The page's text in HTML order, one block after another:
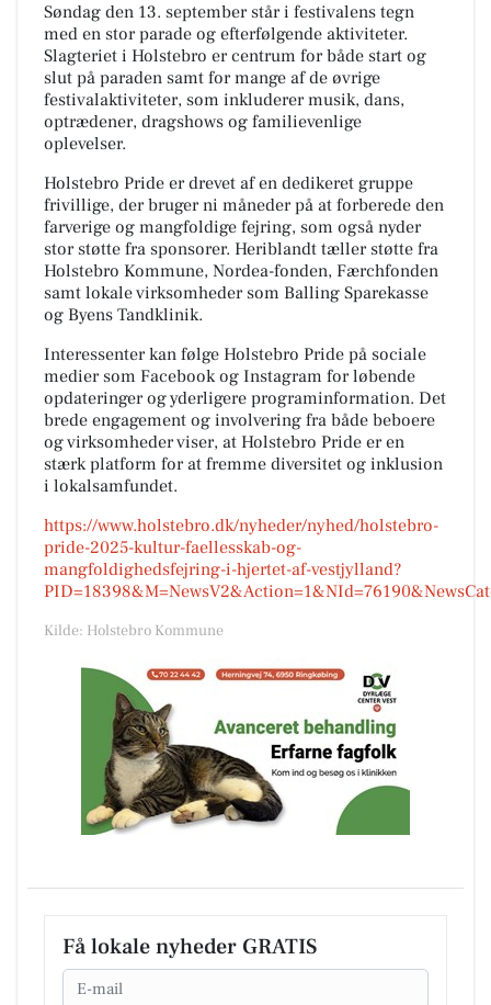
Søndag den 13. september står i festivalens tegn
med en stor parade og efterfølgende aktiviteter.
Slagteriet i Holstebro er centrum for både start og
slut på paraden samt for mange af de øvrige
festivalaktiviteter, som inkluderer musik, dans,
optrædener, dragshows og familievenlige
oplevelser.
Holstebro Pride er drevet af en dedikeret gruppe
frivillige, der bruger ni måneder på at forberede den
farverige og mangfoldige fejring, som også nyder
stor støtte fra sponsorer. Heriblandt tæller støtte fra
Holstebro Kommune, Nordea-fonden, Færchfonden
samt lokale virksomheder som Balling Sparekasse
og Byens Tandklinik.
Interessenter kan følge Holstebro Pride på sociale
medier som Facebook og Instagram for løbende
opdateringer og yderligere programinformation. Det
brede engagement og involvering fra både beboere
og virksomheder viser, at Holstebro Pride er en
stærk platform for at fremme diversitet og inklusion
i lokalsamfundet.
https://www.holstebro.dk/nyheder/nyhed/holstebro-
pride-2025-kultur-faellesskab-og-
mangfoldighedsfejring-i-hjertet-af-vestjylland?
Kilde: Holstebro Kommune
Få lokale nyheder GRATIS
Email